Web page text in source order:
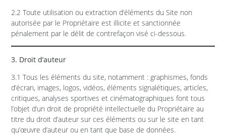
2.2 Toute utilisation ou extraction d’éléments du Site non
autorisée par le Propriétaire est illicite et sanctionnée
pénalement par le délit de contrefaçon visé ci-dessous.
3. Droit d’auteur
3.1 Tous les éléments du site, notamment : graphismes, fonds
d’écran, images, logos, vidéos, éléments signalétiques, articles,
critiques, analyses sportives et cinématographiques font tous
l’objet d’un droit de propriété intellectuelle du Propriétaire au
titre du droit d’auteur sur ces éléments ou sur le site en tant
qu’œuvre d’auteur ou en tant que base de données.